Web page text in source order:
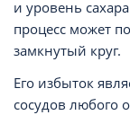
и уровень
процесс может
замкнутый круг.
Его избыток
сосудов любого